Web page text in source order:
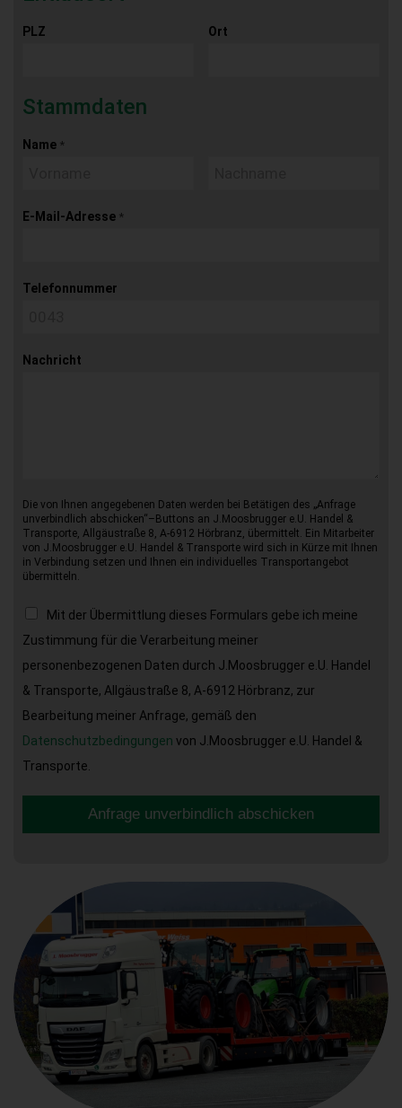
PLZ Ort
Stammdaten
Name *
E-Mail-Adresse *
Telefonnummer
Nachricht
Die von Ihnen angegebenen Daten werden bei Betätigen des „Anfrage
unverbindlich abschicken“–Buttons an J.Moosbrugger e.U. Handel &
Transporte, Allgäustraße 8, A-6912 Hörbranz, übermittelt. Ein Mitarbeiter
von J.Moosbrugger e.U. Handel & Transporte wird sich in Kürze mit Ihnen
in Verbindung setzen und Ihnen ein individuelles Transportangebot
übermitteln.
Mit der Übermittlung dieses Formulars gebe ich meine
Zustimmung für die Verarbeitung meiner
personenbezogenen Daten durch J.Moosbrugger e.U. Handel
& Transporte, Allgäustraße 8, A-6912 Hörbranz, zur
Bearbeitung meiner Anfrage, gemäß den
Datenschutzbedingungen von J.Moosbrugger e.U. Handel &
Transporte.
Anfrage unverbindlich abschicken